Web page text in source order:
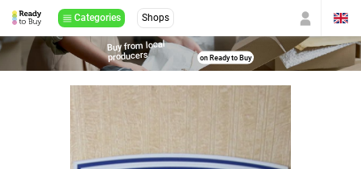
Categories Shops
Buy from local
producers on Ready to Buy